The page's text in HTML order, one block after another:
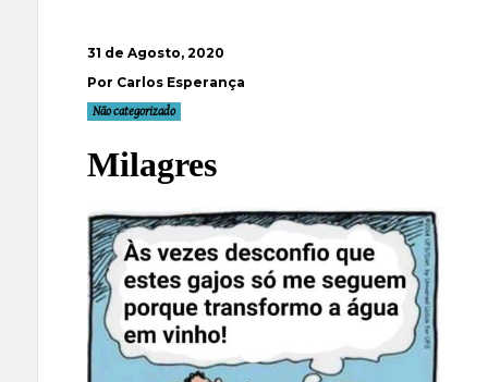
31 de Agosto, 2020
Por Carlos Esperança
Não categorizado
Milagres